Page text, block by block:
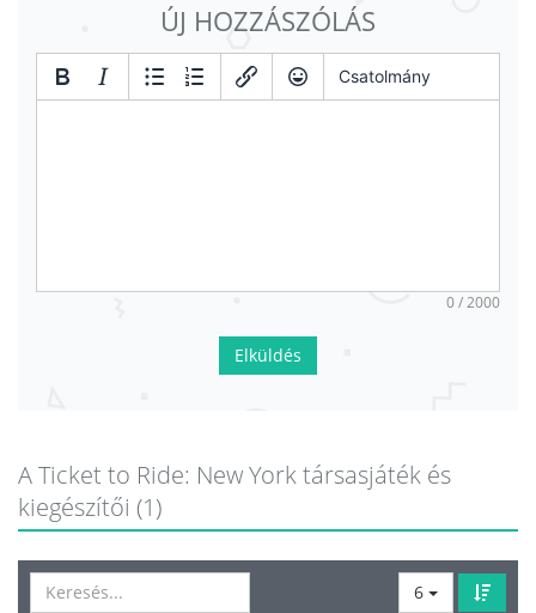
ÚJ HOZZÁSZÓLÁS
Csatolmány
0 / 2000
Elküldés
A Ticket to Ride: New York társasjáték és
kiegészítői (1)
6